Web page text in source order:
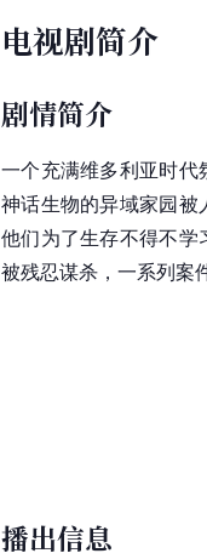
电视剧简介
剧情简介
一个充满维多利亚时代
神话生物的异域家园被
他们为了生存不得不学
被残忍谋杀，一系列案
播出信息